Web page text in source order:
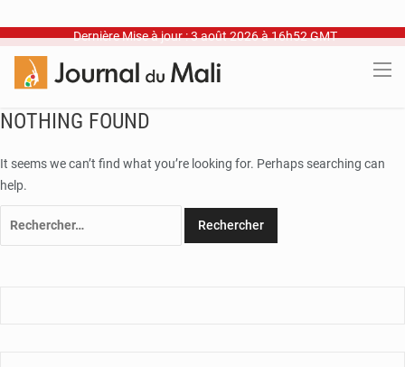
Dernière Mise à jour : 3 août 2026 à 16h52 GMT
NOTHING FOUND
It seems we can’t find what you’re looking for. Perhaps searching can
help.